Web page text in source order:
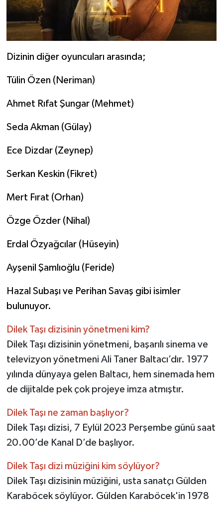
Dizinin diğer oyuncuları arasında;
Tülin Özen (Neriman)
Ahmet Rıfat Şungar (Mehmet)
Seda Akman (Gülay)
Ece Dizdar (Zeynep)
Serkan Keskin (Fikret)
Mert Fırat (Orhan)
Özge Özder (Nihal)
Erdal Özyağcılar (Hüseyin)
Ayşenil Şamlıoğlu (Feride)
Hazal Subaşı ve Perihan Savaş gibi isimler
bulunuyor.
Dilek Taşı dizisinin yönetmeni kim?
Dilek Taşı dizisinin yönetmeni, başarılı sinema ve
televizyon yönetmeni Ali Taner Baltacı’dır. 1977
yılında dünyaya gelen Baltacı, hem sinemada hem
de dijitalde pek çok projeye imza atmıştır.
Dilek Taşı ne zaman başlıyor?
Dilek Taşı dizisi, 7 Eylül 2023 Perşembe günü saat
20.00’de Kanal D’de başlıyor.
Dilek Taşı dizi müziğini kim söylüyor?
Dilek Taşı dizisinin müziğini, usta sanatçı Gülden
Karaböcek söylüyor. Gülden Karaböcek'in 1978